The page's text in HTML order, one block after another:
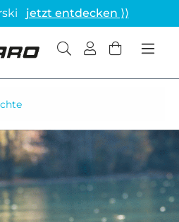
jetzt entdecken ⟩⟩